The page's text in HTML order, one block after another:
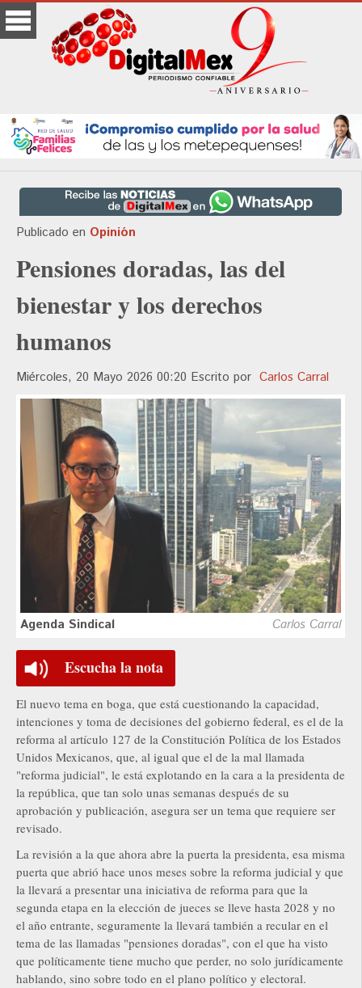
Publicado en Opinión
Pensiones doradas, las del
bienestar y los derechos
humanos
Miércoles, 20 Mayo 2026 00:20 Escrito por Carlos Carral
Agenda Sindical Carlos Carral
Escucha la nota
El nuevo tema en boga, que está cuestionando la capacidad,
intenciones y toma de decisiones del gobierno federal, es el de la
reforma al artículo 127 de la Constitución Política de los Estados
Unidos Mexicanos, que, al igual que el de la mal llamada
"reforma judicial", le está explotando en la cara a la presidenta de
la república, que tan solo unas semanas después de su
aprobación y publicación, asegura ser un tema que requiere ser
revisado.
La revisión a la que ahora abre la puerta la presidenta, esa misma
puerta que abrió hace unos meses sobre la reforma judicial y que
la llevará a presentar una iniciativa de reforma para que la
segunda etapa en la elección de jueces se lleve hasta 2028 y no
el año entrante, seguramente la llevará también a recular en el
tema de las llamadas "pensiones doradas", con el que ha visto
que políticamente tiene mucho que perder, no solo jurídicamente
hablando, sino sobre todo en el plano político y electoral.